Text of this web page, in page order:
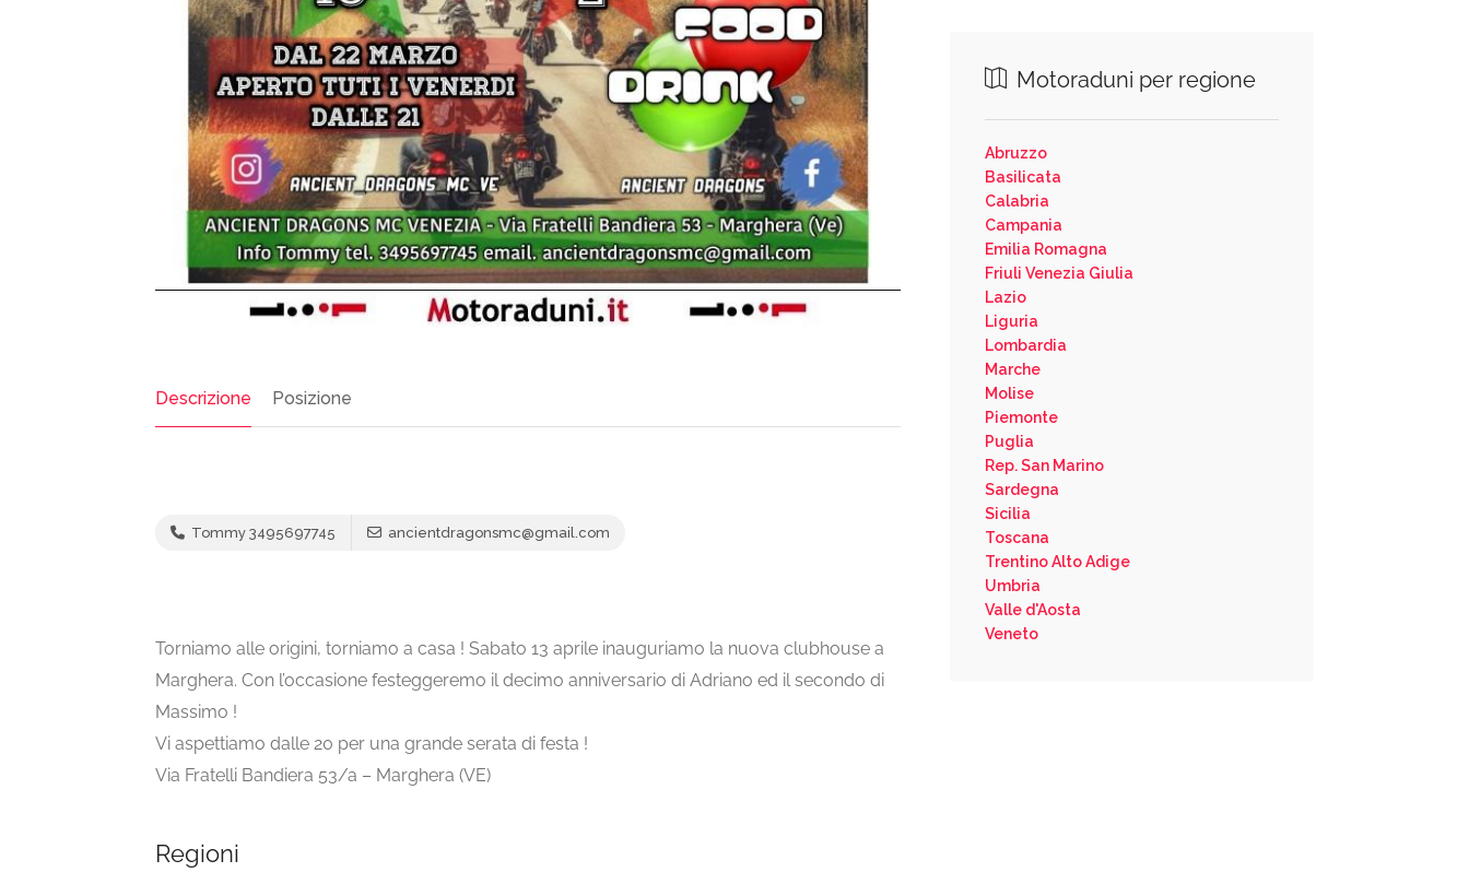
Descrizione Posizione
Tommy 3495697745 ancientdragonsmc@gmail.com
Torniamo alle origini, torniamo a casa ! Sabato 13 aprile inauguriamo la nuova clubhouse a
Marghera. Con l’occasione festeggeremo il decimo anniversario di Adriano ed il secondo di
Massimo !
Vi aspettiamo dalle 20 per una grande serata di festa !
Via Fratelli Bandiera 53/a – Marghera (VE)
Regioni
Motoraduni per regione
Abruzzo
Basilicata
Calabria
Campania
Emilia Romagna
Friuli Venezia Giulia
Lazio
Liguria
Lombardia
Marche
Molise
Piemonte
Puglia
Rep. San Marino
Sardegna
Sicilia
Toscana
Trentino Alto Adige
Umbria
Valle d'Aosta
Veneto